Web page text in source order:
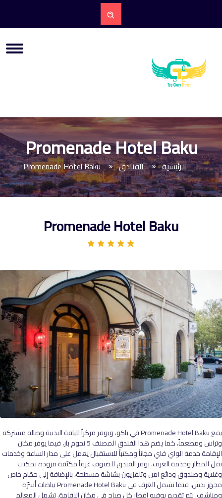
Promenade Hotel Baku
الرئيسية الفنادق Promenade Hotel Baku
Promenade Hotel Baku
يقع Promenade Hotel Baku في باكو، ويوفر مركزاً للياقة البدنية وصالة مشتركة
وتراس ومطعماً، كما يضم هذا الفندق المصنف 5 نجوم بار، فيما يوفر مكان
الإقامة خدمة الواي فاي مجاناً ومكتباً للاستقبال يعمل على مدار الساعة وخدمات
نقل المطار وخدمة الغرف. يوفر الفندق للضيوف غرفاً مكيّفة مزودة بمكتب
وغلاية وصندوق ودائع آمن وتلفزيون بشاشة مسطحة، بالإضافة إلى حمّام خاص
مجهز بدش، فيما تشمل الغرف في Promenade Hotel Baku بياضات أسرّة
ومناشف. يتم تقديم بوفيه إفطار كل صباح في مكان الإقامة. تشمل المعالم